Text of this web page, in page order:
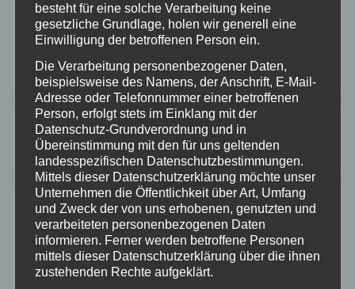
Drei Nachwuchspiloten auf großer Fahrt –
unsere Klasse-1-Helden erobern Westfalen!
letzten neue Komentare
Es sind keine Kommentare vorhanden.
Archiv
April 2026
März 2026
besteht für eine solche Verarbeitung keine
gesetzliche Grundlage, holen wir generell eine
Einwilligung der betroffenen Person ein.
Die Verarbeitung personenbezogener Daten,
beispielsweise des Namens, der Anschrift, E-Mail-
Adresse oder Telefonnummer einer betroffenen
Person, erfolgt stets im Einklang mit der
Datenschutz-Grundverordnung und in
Übereinstimmung mit den für uns geltenden
landesspezifischen Datenschutzbestimmungen.
Mittels dieser Datenschutzerklärung möchte unser
Unternehmen die Öffentlichkeit über Art, Umfang
und Zweck der von uns erhobenen, genutzten und
verarbeiteten personenbezogenen Daten
informieren. Ferner werden betroffene Personen
mittels dieser Datenschutzerklärung über die ihnen
zustehenden Rechte aufgeklärt.